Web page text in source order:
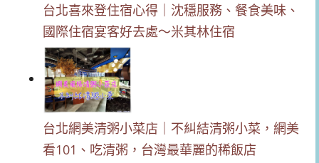
台北喜來登住宿心得｜沈穩服務、餐食美味、
國際住宿宴客好去處～米其林住宿
台北網美清粥小菜店｜不糾結清粥小菜，網美
看101、吃清粥，台灣最華麗的稀飯店